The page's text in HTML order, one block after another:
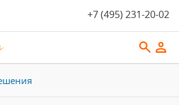
+7 (495) 231-20-02